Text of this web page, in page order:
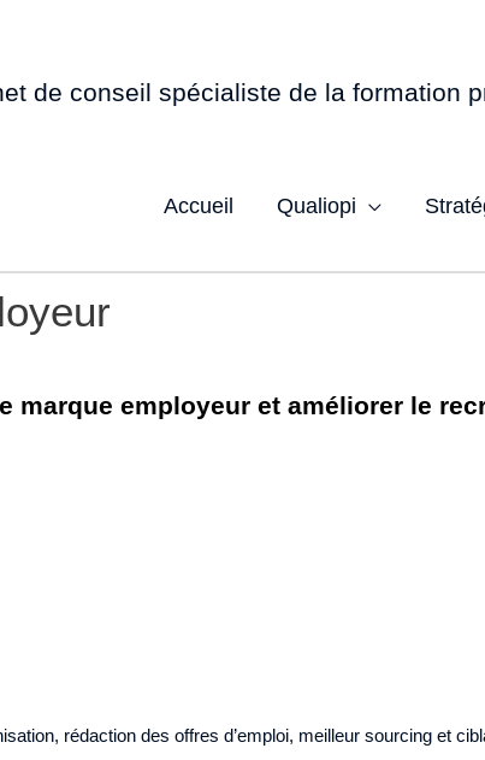
de conseil spécialiste de la formation
Accueil Qualiopi
marque employeur et améliorer le
rédaction des offres d’emploi, meilleur sourcing et